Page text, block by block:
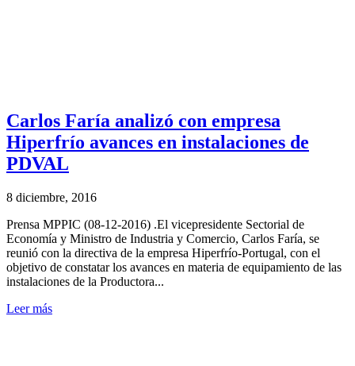
Carlos Faría analizó con empresa
Hiperfrío avances en instalaciones de
PDVAL
8 diciembre, 2016
Prensa MPPIC (08-12-2016) .El vicepresidente Sectorial de
Economía y Ministro de Industria y Comercio, Carlos Faría, se
reunió con la directiva de la empresa Hiperfrío-Portugal, con el
objetivo de constatar los avances en materia de equipamiento de las
instalaciones de la Productora...
Leer más